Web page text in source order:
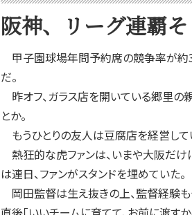
阪神、リーグ連覇
甲子園球場年問予約席の競争率が約
だ。
昨オフ、ガラス店を開いている郷里の
とか。
もうひとりの友人は豆腐店を経営して
熱狂的な虎ファンは、いまや大阪だけ
は連日、ファンがスタンドを埋めていた。
岡田監督は生え抜きの上、監督経験